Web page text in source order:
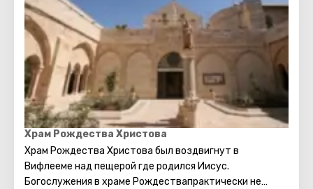
непременно сбудется. Собираясь посетить Стену
Плача, следует помнить о том, что это возможно
только в скромной одежде, прикрывающей колени и
плечи.
Храм Рождества Христова
Храм Рождества Христова был воздвигнут в
Вифлееме над пещерой где родился Иисус.
Богослужения в храме Рождествапрактически не